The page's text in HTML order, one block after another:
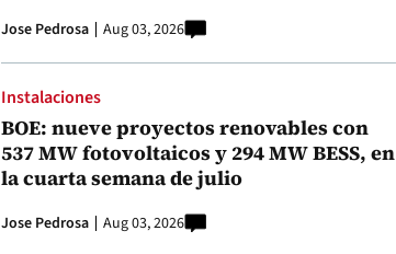
Jose Pedrosa Aug 03, 2026
Instalaciones
BOE: nueve proyectos renovables con
537 MW fotovoltaicos y 294 MW BESS, en
la cuarta semana de julio
Jose Pedrosa Aug 03, 2026